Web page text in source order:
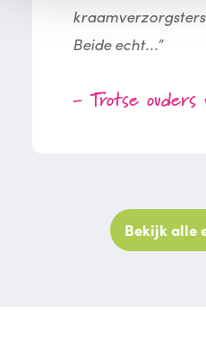
Beide echt...”
- Trotse ouders
Bekijk alle